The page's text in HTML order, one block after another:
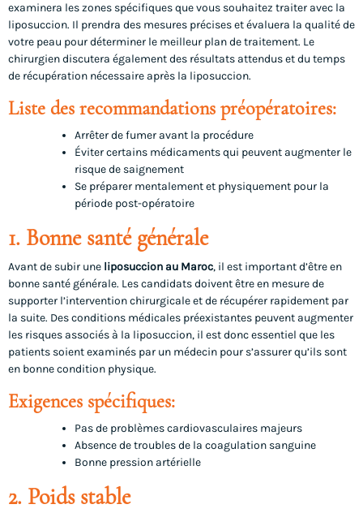
examinera les zones spécifiques que vous souhaitez traiter avec la
liposuccion. Il prendra des mesures précises et évaluera la qualité de
votre peau pour déterminer le meilleur plan de traitement. Le
chirurgien discutera également des résultats attendus et du temps
de récupération nécessaire après la liposuccion.
Liste des recommandations préopératoires:
Arrêter de fumer avant la procédure
Éviter certains médicaments qui peuvent augmenter le
risque de saignement
Se préparer mentalement et physiquement pour la
période post-opératoire
1. Bonne santé générale
Avant de subir une liposuccion au Maroc, il est important d’être en
bonne santé générale. Les candidats doivent être en mesure de
supporter l’intervention chirurgicale et de récupérer rapidement par
la suite. Des conditions médicales préexistantes peuvent augmenter
les risques associés à la liposuccion, il est donc essentiel que les
patients soient examinés par un médecin pour s’assurer qu’ils sont
en bonne condition physique.
Exigences spécifiques:
Pas de problèmes cardiovasculaires majeurs
Absence de troubles de la coagulation sanguine
Bonne pression artérielle
2. Poids stable